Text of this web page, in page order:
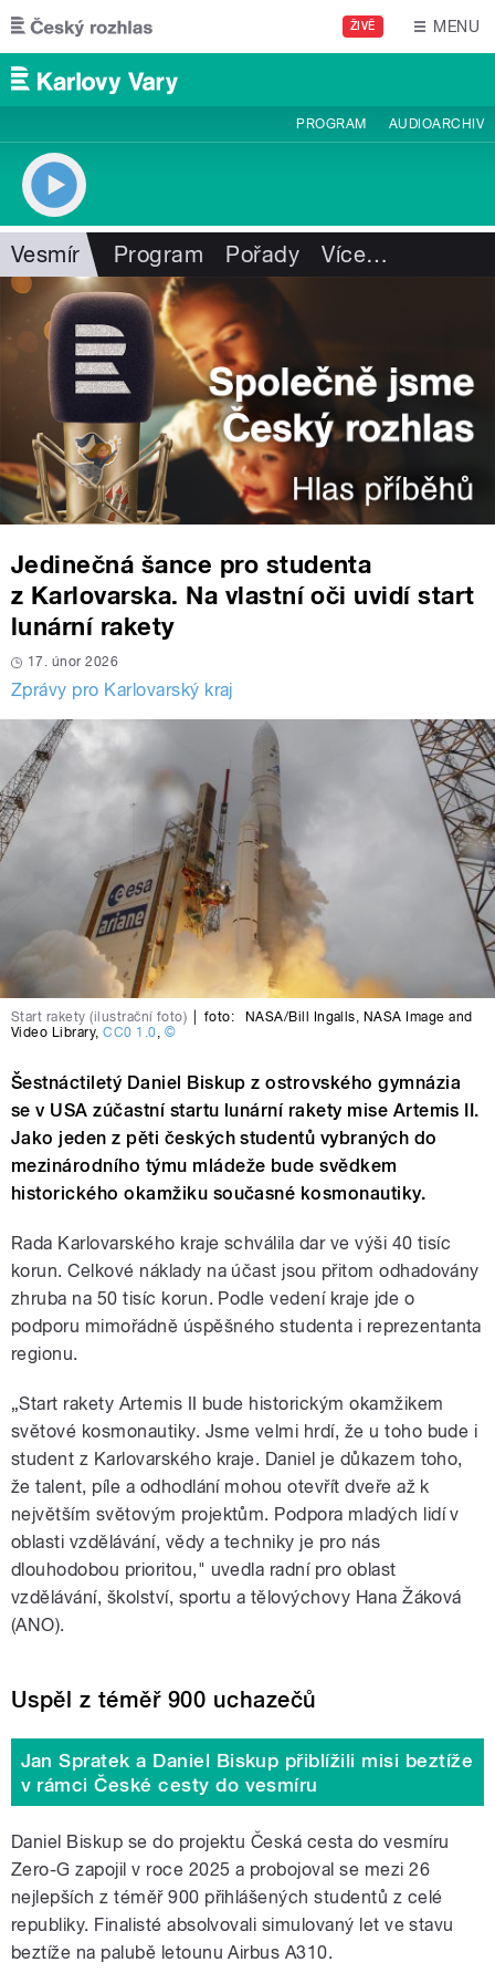
Přejít k hlavnímu obsahu
ŽIVĚ MENU
PROGRAM AUDIOARCHIV
Vesmír Program Pořady Více…
Jedinečná šance pro studenta
z Karlovarska. Na vlastní oči uvidí start
lunární rakety
17. únor 2026
Zprávy pro Karlovarský kraj
Start rakety (ilustrační foto) foto: NASA/Bill Ingalls, NASA Image and
Video Library,CC0 1.0, ©
Šestnáctiletý Daniel Biskup z ostrovského gymnázia
se v USA zúčastní startu lunární rakety mise Artemis II.
Jako jeden z pěti českých studentů vybraných do
mezinárodního týmu mládeže bude svědkem
historického okamžiku současné kosmonautiky.
Rada Karlovarského kraje schválila dar ve výši 40 tisíc
korun. Celkové náklady na účast jsou přitom odhadovány
zhruba na 50 tisíc korun. Podle vedení kraje jde o
podporu mimořádně úspěšného studenta i reprezentanta
regionu.
„Start rakety Artemis II bude historickým okamžikem
světové kosmonautiky. Jsme velmi hrdí, že u toho bude i
student z Karlovarského kraje. Daniel je důkazem toho,
že talent, píle a odhodlání mohou otevřít dveře až k
největším světovým projektům. Podpora mladých lidí v
oblasti vzdělávání, vědy a techniky je pro nás
dlouhodobou prioritou," uvedla radní pro oblast
vzdělávání, školství, sportu a tělovýchovy Hana Žáková
(ANO).
Uspěl z téměř 900 uchazečů
Jan Spratek a Daniel Biskup přiblížili misi beztíže
v rámci České cesty do vesmíru
Daniel Biskup se do projektu Česká cesta do vesmíru
Zero-G zapojil v roce 2025 a probojoval se mezi 26
nejlepších z téměř 900 přihlášených studentů z celé
republiky. Finalisté absolvovali simulovaný let ve stavu
beztíže na palubě letounu Airbus A310.